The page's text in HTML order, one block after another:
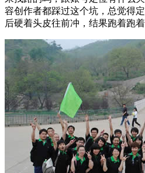
容创作者都踩过这个坑，总觉得
后硬着头皮往前冲，结果跑着跑